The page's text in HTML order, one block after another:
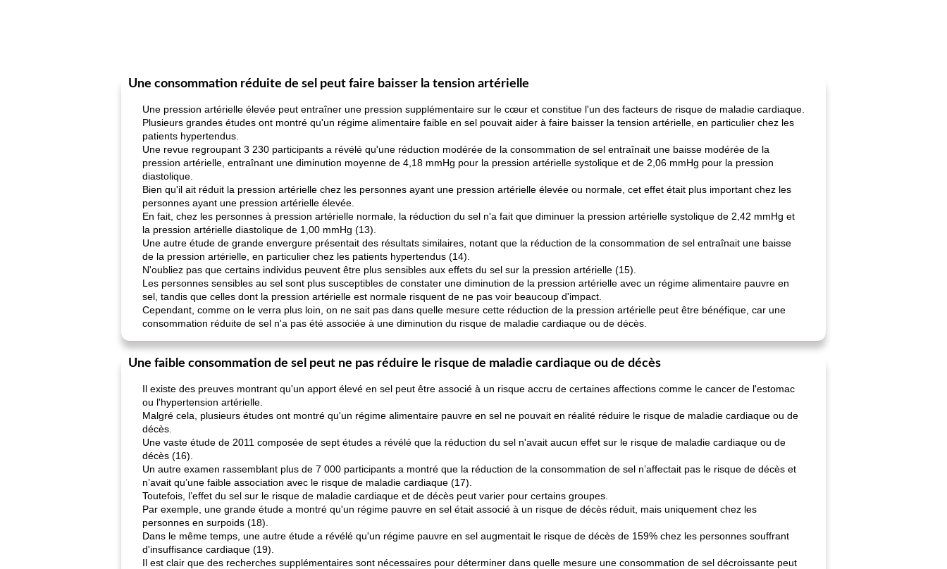
Une consommation réduite de sel peut faire baisser la tension artérielle
Une pression artérielle élevée peut entraîner une pression supplémentaire sur le cœur et constitue l'un des facteurs de risque de maladie cardiaque.
Plusieurs grandes études ont montré qu'un régime alimentaire faible en sel pouvait aider à faire baisser la tension artérielle, en particulier chez les
patients hypertendus.
Une revue regroupant 3 230 participants a révélé qu'une réduction modérée de la consommation de sel entraînait une baisse modérée de la
pression artérielle, entraînant une diminution moyenne de 4,18 mmHg pour la pression artérielle systolique et de 2,06 mmHg pour la pression
diastolique.
Bien qu'il ait réduit la pression artérielle chez les personnes ayant une pression artérielle élevée ou normale, cet effet était plus important chez les
personnes ayant une pression artérielle élevée.
En fait, chez les personnes à pression artérielle normale, la réduction du sel n'a fait que diminuer la pression artérielle systolique de 2,42 mmHg et
la pression artérielle diastolique de 1,00 mmHg (13).
Une autre étude de grande envergure présentait des résultats similaires, notant que la réduction de la consommation de sel entraînait une baisse
de la pression artérielle, en particulier chez les patients hypertendus (14).
N'oubliez pas que certains individus peuvent être plus sensibles aux effets du sel sur la pression artérielle (15).
Les personnes sensibles au sel sont plus susceptibles de constater une diminution de la pression artérielle avec un régime alimentaire pauvre en
sel, tandis que celles dont la pression artérielle est normale risquent de ne pas voir beaucoup d'impact.
Cependant, comme on le verra plus loin, on ne sait pas dans quelle mesure cette réduction de la pression artérielle peut être bénéfique, car une
consommation réduite de sel n'a pas été associée à une diminution du risque de maladie cardiaque ou de décès.
Une faible consommation de sel peut ne pas réduire le risque de maladie cardiaque ou de décès
Il existe des preuves montrant qu'un apport élevé en sel peut être associé à un risque accru de certaines affections comme le cancer de l'estomac
ou l'hypertension artérielle.
Malgré cela, plusieurs études ont montré qu'un régime alimentaire pauvre en sel ne pouvait en réalité réduire le risque de maladie cardiaque ou de
décès.
Une vaste étude de 2011 composée de sept études a révélé que la réduction du sel n'avait aucun effet sur le risque de maladie cardiaque ou de
décès (16).
Un autre examen rassemblant plus de 7 000 participants a montré que la réduction de la consommation de sel n’affectait pas le risque de décès et
n’avait qu’une faible association avec le risque de maladie cardiaque (17).
Toutefois, l’effet du sel sur le risque de maladie cardiaque et de décès peut varier pour certains groupes.
Par exemple, une grande étude a montré qu'un régime pauvre en sel était associé à un risque de décès réduit, mais uniquement chez les
personnes en surpoids (18).
Dans le même temps, une autre étude a révélé qu'un régime pauvre en sel augmentait le risque de décès de 159% chez les personnes souffrant
d'insuffisance cardiaque (19).
Il est clair que des recherches supplémentaires sont nécessaires pour déterminer dans quelle mesure une consommation de sel décroissante peut